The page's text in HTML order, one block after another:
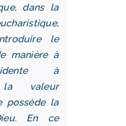
dans la
le
manière à
à
la valeur
possède la
En ce